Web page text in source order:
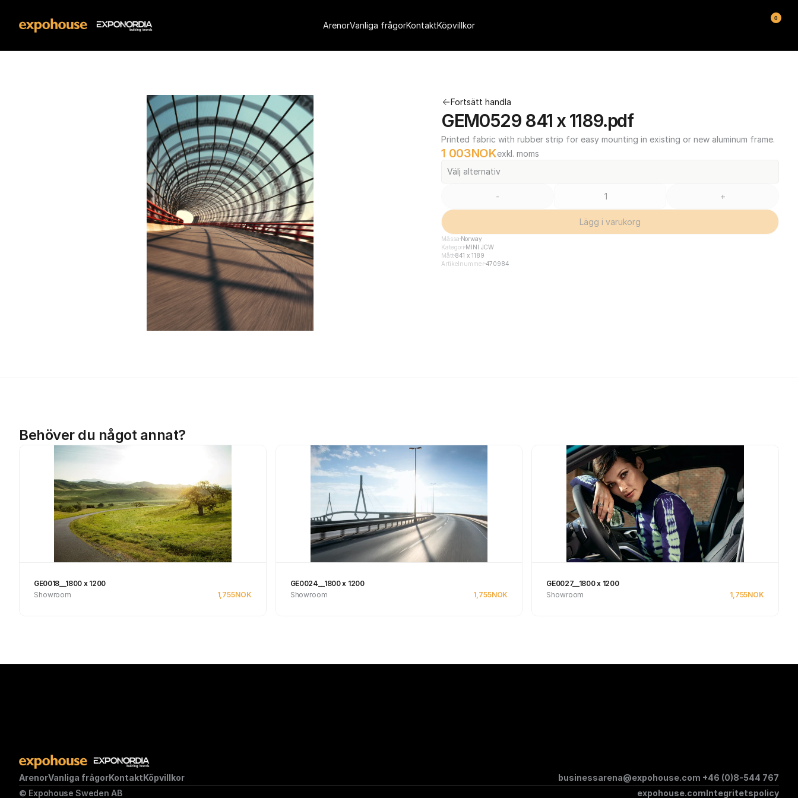
Fortsätt handla
GEM0529 841 x 1189.pdf
Printed fabric with rubber strip for easy mounting in existing or new aluminum frame.
1 003NOKexkl. moms
Välj alternativ
- +
Lägg i varukorg
Mässa Norway
Kategori MINI JCW
Mått841 x 1189
Artikelnummer470984
Behöver du något annat?
GE0018__1800 x 1200
Showroom
1,755NOK
GE0024__1800 x 1200
Showroom
1,755NOK
GE0027__1800 x 1200
Showroom
1,755NOK
ArenorVanliga frågorKontaktKöpvillkor businessarena@expohouse.com +46 (0)8-544 767
© Expohouse Sweden AB
expohouse.comIntegritetspolicy
ArenorVanliga frågorKontaktKöpvillkor
0